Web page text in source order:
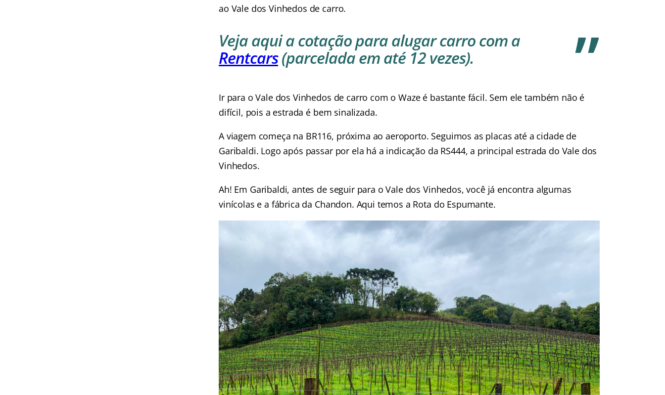
ao Vale dos Vinhedos de carro.
Veja aqui a cotação para alugar carro com a
Rentcars(parcelada em até 12 vezes).
Ir para o Vale dos Vinhedos de carro com o Waze é bastante fácil. Sem ele também não é
difícil, pois a estrada é bem sinalizada.
A viagem começa na BR116, próxima ao aeroporto. Seguimos as placas até a cidade de
Garibaldi. Logo após passar por ela há a indicação da RS444, a principal estrada do Vale dos
Vinhedos.
Ah! Em Garibaldi, antes de seguir para o Vale dos Vinhedos, você já encontra algumas
vinícolas e a fábrica da Chandon. Aqui temos a Rota do Espumante.